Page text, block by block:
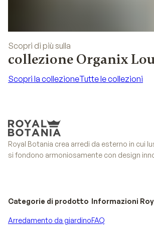
Scopri di più sulla
collezione Organix
Scopri la collezioneTutte le collezioni
Royal Botania crea arredi da esterno in cui
si fondono armoniosamente con design
Categorie di prodotto
Arredamento da giardino
Informazioni
FAQ